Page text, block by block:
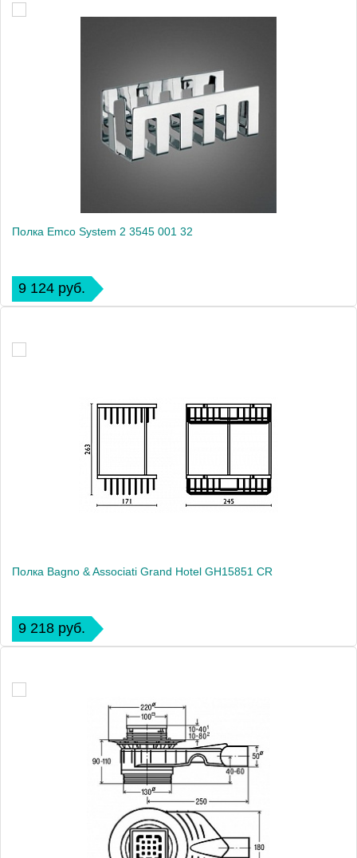
Полка Emco System 2 3545 001 32
9 124 руб.
Полка Bagno & Associati Grand Hotel GH15851 CR
9 218 руб.